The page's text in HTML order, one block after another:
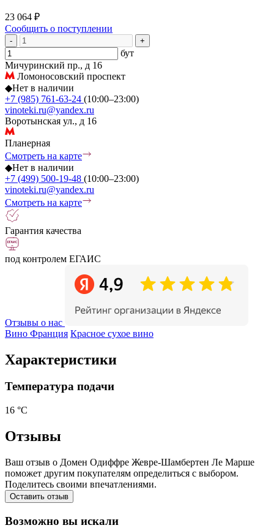
23 064 ₽
Сообщить о поступлении
- +
бут
Мичуринский пр., д 16
Ломоносовский проспект
◆Нет в наличии
+7 (985) 761-63-24 (10:00–23:00)
vinoteki.ru@yandex.ru
Воротынская ул., д 16
Планерная
Смотреть на карте
◆Нет в наличии
+7 (499) 500-19-48 (10:00–23:00)
vinoteki.ru@yandex.ru
Смотреть на карте
Гарантия качества
под контролем ЕГАИС
Отзывы о нас
Вино Франция Красное сухое вино
Характеристики
Температура подачи
16 °С
Отзывы
Ваш отзыв о Домен Одиффре Жевре-Шамбертен Ле Марше
поможет другим покупателям определиться с выбором.
Поделитесь своими впечатлениями.
Оставить отзыв
Возможно вы искали